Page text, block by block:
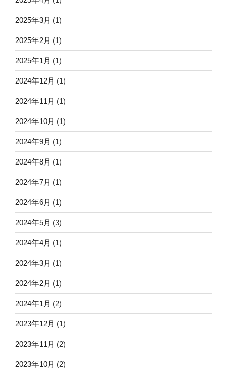
2025年3月 (1)
2025年2月 (1)
2025年1月 (1)
2024年12月 (1)
2024年11月 (1)
2024年10月 (1)
2024年9月 (1)
2024年8月 (1)
2024年7月 (1)
2024年6月 (1)
2024年5月 (3)
2024年4月 (1)
2024年3月 (1)
2024年2月 (1)
2024年1月 (2)
2023年12月 (1)
2023年11月 (2)
2023年10月 (2)